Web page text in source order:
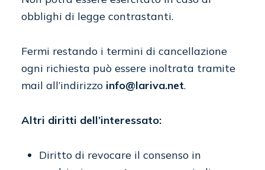
obblighi di legge contrastanti.
Fermi restando i termini di cancellazione
ogni richiesta può essere inoltrata tramite
mail all’indirizzo info@lariva.net.
Altri diritti dell’interessato:
Diritto di revocare il consenso in